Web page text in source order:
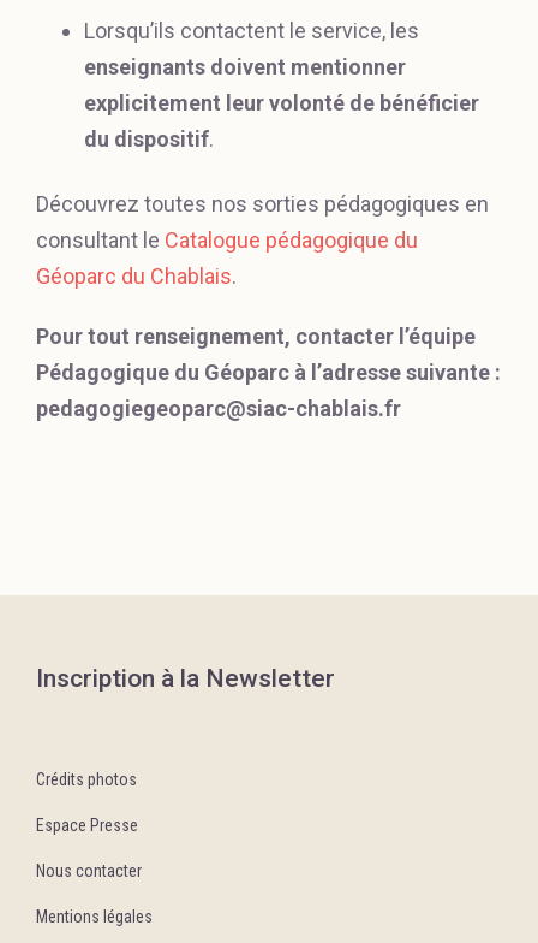
Lorsqu’ils contactent le service, les
enseignants doivent mentionner
explicitement leur volonté de bénéficier
du dispositif.
Découvrez toutes nos sorties pédagogiques en
consultant le Catalogue pédagogique du
Géoparc du Chablais.
Pour tout renseignement, contacter l’équipe
Pédagogique du Géoparc à l’adresse suivante :
pedagogiegeoparc@siac-chablais.fr
Inscription à la Newsletter
Crédits photos
Espace Presse
Nous contacter
Mentions légales